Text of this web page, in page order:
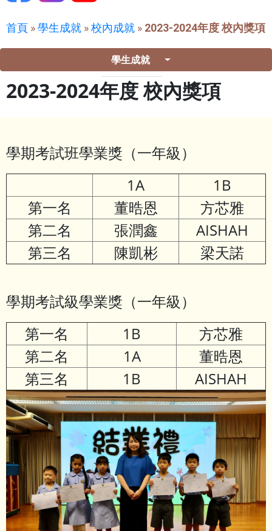
首頁 »學生成就 »校內成就 » 2023-2024年度 校內獎項
學生成就
2023-2024年度 校內獎項
學期考試班學業獎（一年級）
1A
1B
第一名
董晧恩
方芯雅
第二名
張潤鑫
AISHAH
第三名
陳凱彬 梁天諾
學期考試級學業獎（一年級）
第一名
1B
方芯雅
第二名
1A
董晧恩
第三名
1B AISHAH